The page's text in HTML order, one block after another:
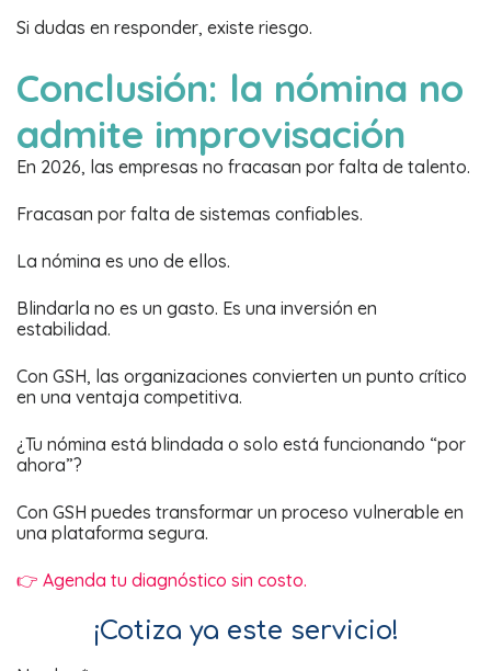
Si dudas en responder, existe riesgo.
Conclusión: la nómina no
admite improvisación
En 2026, las empresas no fracasan por falta de talento.
Fracasan por falta de sistemas confiables.
La nómina es uno de ellos.
Blindarla no es un gasto. Es una inversión en
estabilidad.
Con GSH, las organizaciones convierten un punto crítico
en una ventaja competitiva.
¿Tu nómina está blindada o solo está funcionando “por
ahora”?
Con GSH puedes transformar un proceso vulnerable en
una plataforma segura.
👉 Agenda tu diagnóstico sin costo.
¡Cotiza ya este servicio!